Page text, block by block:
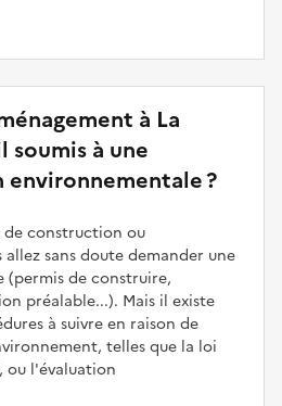
à La
soumis à une
?
de construction ou
sans doute demander une
de construire,
préalable...). Mais il existe
à suivre en raison de
telles que la loi
ou l'évaluation